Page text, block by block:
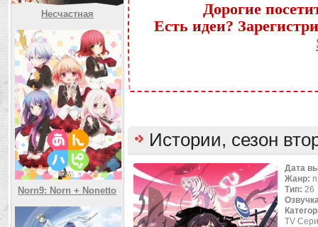
Несчастная
Norn9: Norn + Nonetto
Дорогие
Есть идеи?
Истории, сезон
Дата
Жанр:
Тип: 26
TV